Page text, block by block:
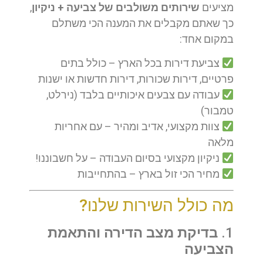
מציעים שירותים משולבים של צביעה + ניקיון,
כך שאתם מקבלים את המענה הכי משתלם
במקום אחד:
צביעת דירות בכל הארץ – כולל בתים
פרטיים, דירות שכורות, דירות חדשות או ישנות
עבודה עם צבעים איכותיים בלבד (נירלט,
טמבור)
צוות מקצועי, אדיב ומהיר – עם אחריות
מלאה
ניקיון מקצועי בסיום העבודה – על חשבוננו!
מחיר הכי זול בארץ – בהתחייבות
מה כולל השירות שלנו?
1. בדיקת מצב הדירה והתאמת
הצביעה